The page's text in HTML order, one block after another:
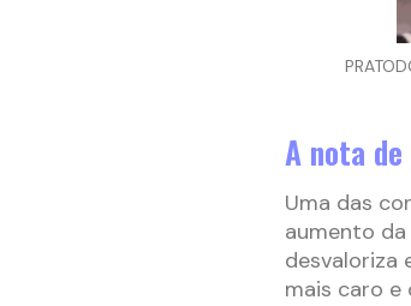
A nota
Uma das
aumento
desvaloriza
mais caro e